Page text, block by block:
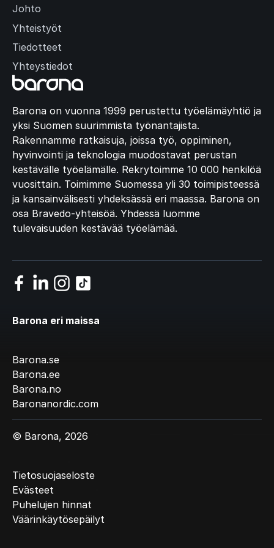
Barona on vuonna 1999 perustettu työelämäyhtiö ja
yksi Suomen suurimmista työnantajista.
Rakennamme ratkaisuja, joissa työ, oppiminen,
hyvinvointi ja teknologia muodostavat perustan
kestävälle työelämälle. Rekrytoimme 10 000 henkilöä
vuosittain. Toimimme Suomessa yli 30 toimipisteessä
ja kansainvälisesti yhdeksässä eri maassa. Barona on
osa Bravedo-yhteisöä. Yhdessä luomme
tulevaisuuden kestävää työelämää.
Johto
Yhteistyöt
Tiedotteet
Yhteystiedot
Barona eri maissa
Barona.se
Barona.ee
Barona.no
Baronanordic.com
© Barona, 2026
Tietosuojaseloste
Evästeet
Puhelujen hinnat
Väärinkäytösepäilyt